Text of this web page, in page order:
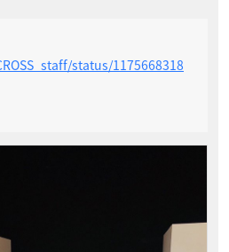
status/1175668318